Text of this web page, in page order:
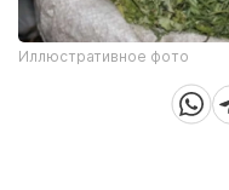
Иллюстративное фото